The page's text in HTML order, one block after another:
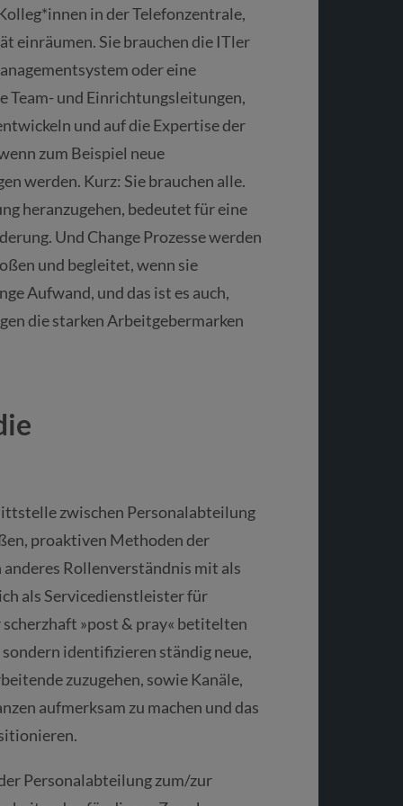
in der Telefonzentrale,
einräumen. Sie brauchen die ITler
oder eine
Team- und Einrichtungsleitungen,
und auf die Expertise der
zum Beispiel neue
werden. Kurz: Sie brauchen alle.
heranzugehen, bedeutet für eine
Und Change Prozesse werden
und begleitet, wenn sie
Aufwand, und das ist es auch,
die starken Arbeitgebermarken
zwischen Personalabteilung
proaktiven Methoden der
anderes Rollenverständnis mit als
als Servicedienstleister für
»post & pray« betitelten
identifizieren ständig neue,
zuzugehen, sowie Kanäle,
aufmerksam zu machen und das
Personalabteilung zum/zur